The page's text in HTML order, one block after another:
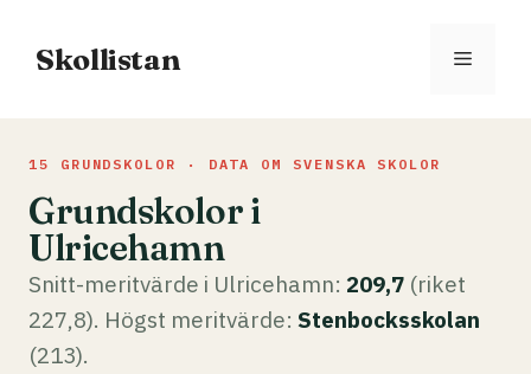
innehåll
Skollistan Meny
15 GRUNDSKOLOR · DATA OM SVENSKA SKOLOR
Grundskolor i
Ulricehamn
Snitt-meritvärde i Ulricehamn: 209,7 (riket
227,8). Högst meritvärde: Stenbocksskolan
(213).